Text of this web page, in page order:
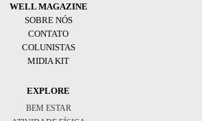
WELL MAGAZINE
SOBRE NÓS
CONTATO
COLUNISTAS
MIDIA KIT
EXPLORE
BEM ESTAR